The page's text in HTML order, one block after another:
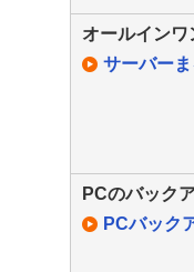
オールイン
サーバー
PCのバック
PCバック